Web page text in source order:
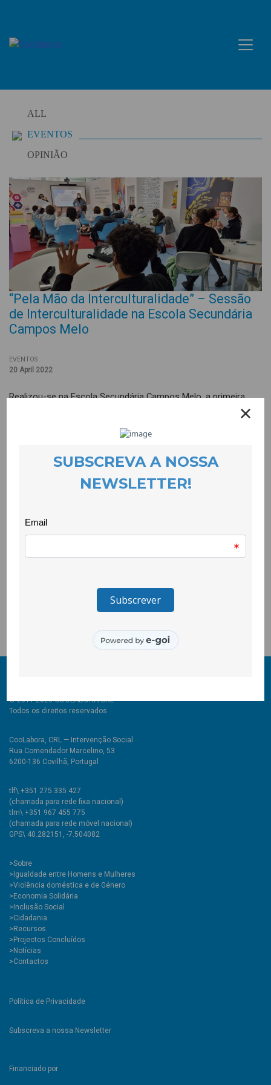
content
ALL
EVENTOS
OPINIÃO
“Pela Mão da Interculturalidade” – Sessão
de Interculturalidade na Escola Secundária
Campos Melo
EVENTOS
20 April 2022
Realizou-se na Escola Secundária Campos Melo, a primeira
sessão de interculturalidade que a equipa do projecto Tecer a
realização de um conjunto de actividades promotoras do
naquela escola que pertencem às comunidades migrantes e
ciganas. Esta primeira sessão foi nomeada de “pela mão da
interculturalidade”, e contou com a presença de jovens
cigana, e as dinâmicas que foram adoptadas permitiram um
Interculturais, uma parceria da Câmara Municipal da Covilhã
com a CooLabora e a Beira Serra.
© 2011-2026 COOLABORA CRL
Todos os direitos reservados
CooLabora, CRL — Intervenção Social
Rua Comendador Marcelino, 53
6200-136 Covilhã, Portugal
tlf\ +351 275 335 427
(chamada para rede fixa nacional)
tlm\ +351 967 455 775
(chamada para rede móvel nacional)
GPS\ 40.282151, -7.504082
>Sobre
>Igualdade entre Homens e Mulheres
>Violência doméstica e de Género
>Economia Solidária
>Inclusão Social
>Cidadania
>Recursos
>Projectos Concluídos
>Notícias
>Contactos
Política de Privacidade
Subscreva a nossa Newsletter
Financiado por